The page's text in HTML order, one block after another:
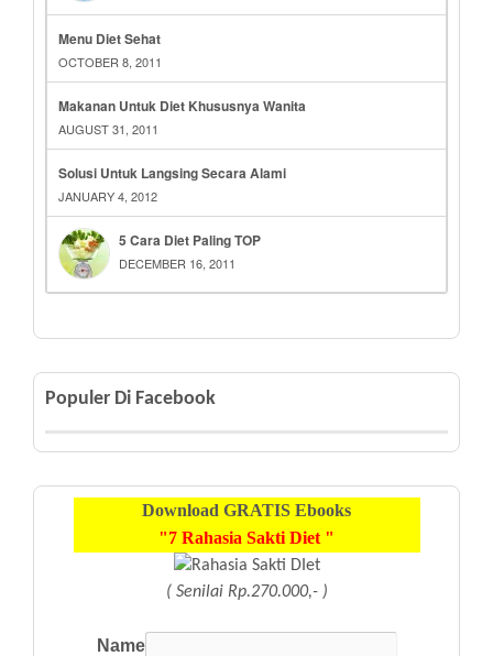
Menu Diet Sehat
OCTOBER 8, 2011
Makanan Untuk Diet Khususnya Wanita
AUGUST 31, 2011
Solusi Untuk Langsing Secara Alami
JANUARY 4, 2012
5 Cara Diet Paling TOP
DECEMBER 16, 2011
Populer Di Facebook
Download GRATIS Ebooks
"7 Rahasia Sakti Diet "
( Senilai Rp.270.000,- )
Name